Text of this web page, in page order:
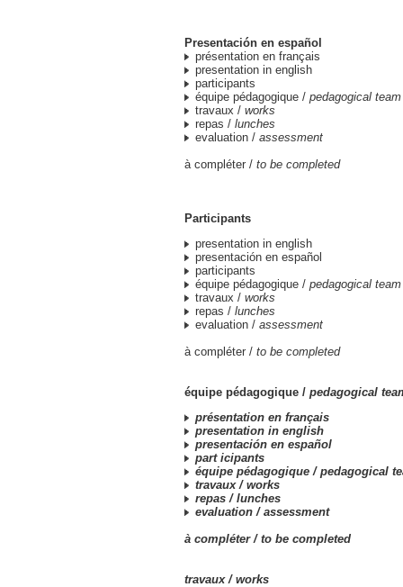
Presentación en español
présentation en français
presentation in english
participants
équipe pédagogique / pedagogical team
travaux / works
repas / lunches
evaluation / assessment
à compléter / to be completed
Participants
presentation in english
presentación en español
participants
équipe pédagogique / pedagogical team
travaux / works
repas / lunches
evaluation / assessment
à compléter / to be completed
équipe pédagogique / pedagogical
présentation en français
presentation in english
presentación en español
part icipants
équipe pédagogique / pedagogical
travaux / works
repas / lunches
evaluation / assessment
à compléter / to be completed
travaux / works